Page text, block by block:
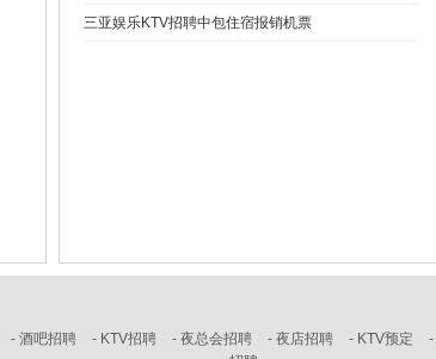
三亚娱乐KTV招聘中包住宿报销机票
- 酒吧招聘 - KTV招聘 - 夜总会招聘 - 夜店招聘 - KTV预定 -